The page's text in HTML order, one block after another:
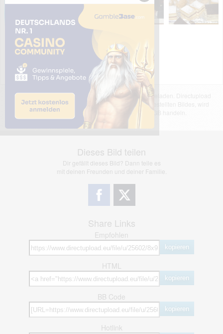
Das dargestellte Bild wurde von einem Nutzer hochgeladen. Directupload
übernimmt keinerlei Haftung für den Inhalt des dargestellten Bildes, wird
jedoch bei Verstößen nach §2(3) unserer AGB handeln.
Dieses Bild teilen
Dir gefällt dieses Bild? Dann teile es
mit deinen Freunden und deiner Familie.
Share Links
Empfohlen
kopieren
HTML
kopieren
BB Code
kopieren
Hotlink